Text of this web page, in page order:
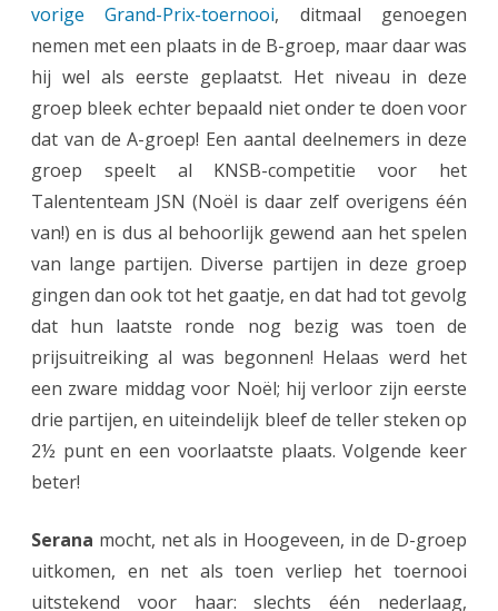
c
s
v
o
i
n
G
a
n
P
r
vorige Grand-Prix-toernooi, ditmaal genoegen
nemen met een plaats in de B-groep, maar daar was
hij wel als eerste geplaatst. Het niveau in deze
groep bleek echter bepaald niet onder te doen voor
dat van de A-groep! Een aantal deelnemers in deze
groep speelt al KNSB-competitie voor het
Talententeam JSN (Noël is daar zelf overigens één
van!) en is dus al behoorlijk gewend aan het spelen
van lange partijen. Diverse partijen in deze groep
gingen dan ook tot het gaatje, en dat had tot gevolg
dat hun laatste ronde nog bezig was toen de
prijsuitreiking al was begonnen! Helaas werd het
een zware middag voor Noël; hij verloor zijn eerste
drie partijen, en uiteindelijk bleef de teller steken op
2½ punt en een voorlaatste plaats. Volgende keer
beter!
Serana mocht, net als in Hoogeveen, in de D-groep
uitkomen, en net als toen verliep het toernooi
uitstekend voor haar: slechts één nederlaag,